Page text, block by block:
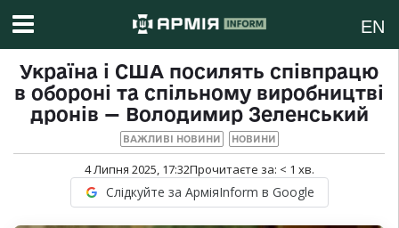
EN
Україна і США посилять співпрацю
в обороні та спільному виробництві
дронів — Володимир Зеленський
ВАЖЛИВІ НОВИНИ НОВИНИ
4 Липня 2025, 17:32Прочитаєте за: < 1 хв.
Слідкуйте за АрміяInform в Google